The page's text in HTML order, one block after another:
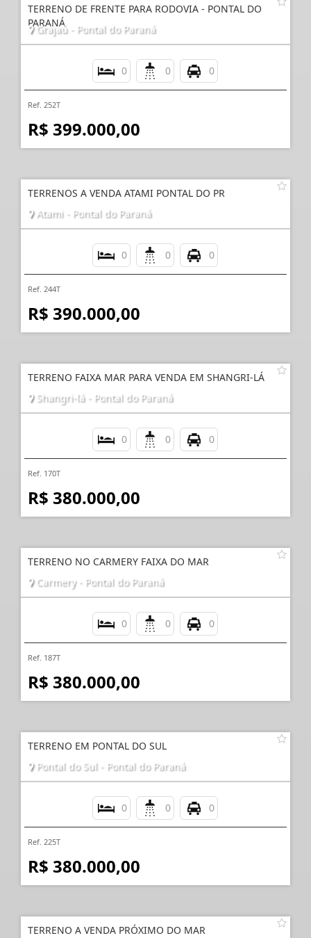
TERRENO DE FRENTE PARA RODOVIA - PONTAL DO
PARANÁ
Grajaú - Pontal do Paraná
0 0 0
Ref. 252T
R$ 399.000,00
TERRENOS A VENDA ATAMI PONTAL DO PR
Atami - Pontal do Paraná
0 0 0
Ref. 244T
R$ 390.000,00
TERRENO FAIXA MAR PARA VENDA EM SHANGRI-LÁ
Shangri-lá - Pontal do Paraná
0 0 0
Ref. 170T
R$ 380.000,00
TERRENO NO CARMERY FAIXA DO MAR
Carmery - Pontal do Paraná
0 0 0
Ref. 187T
R$ 380.000,00
TERRENO EM PONTAL DO SUL
Pontal do Sul - Pontal do Paraná
0 0 0
Ref. 225T
R$ 380.000,00
TERRENO A VENDA PRÓXIMO DO MAR